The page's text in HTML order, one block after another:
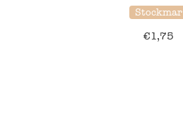
Stockmar
€1,75